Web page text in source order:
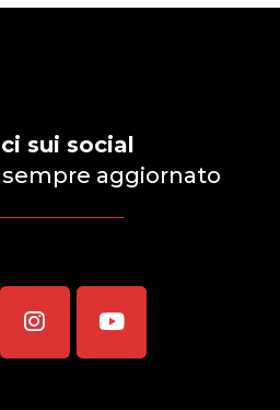
sui social
aggiornato